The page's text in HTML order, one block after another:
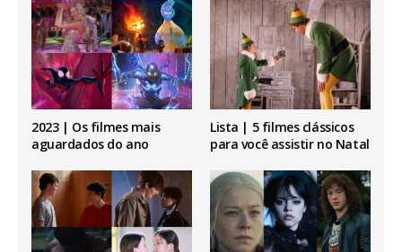
2023 | Os filmes mais
aguardados do ano
Lista | 5 filmes clássicos
para você assistir no Natal